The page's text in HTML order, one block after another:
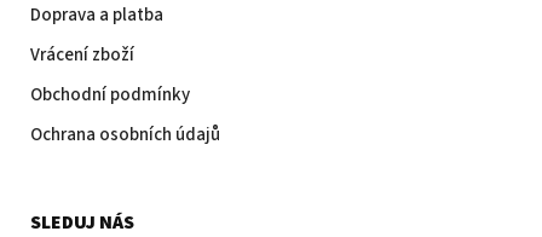
Doprava a platba
Vrácení zboží
Obchodní podmínky
Ochrana osobních údajů
SLEDUJ NÁS